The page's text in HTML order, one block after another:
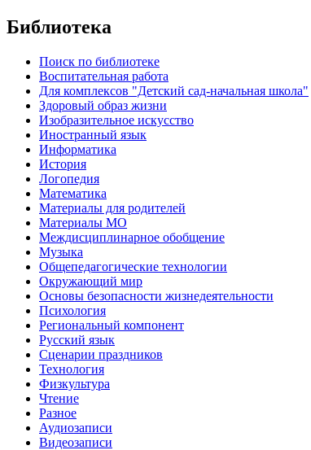
Библиотека
Поиск по библиотеке
Воспитательная работа
Для комплексов "Детский сад-начальная школа"
Здоровый образ жизни
Изобразительное искусство
Иностранный язык
Информатика
История
Логопедия
Математика
Материалы для родителей
Материалы МО
Междисциплинарное обобщение
Музыка
Общепедагогические технологии
Окружающий мир
Основы безопасности жизнедеятельности
Психология
Региональный компонент
Русский язык
Сценарии праздников
Технология
Физкультура
Чтение
Разное
Аудиозаписи
Видеозаписи